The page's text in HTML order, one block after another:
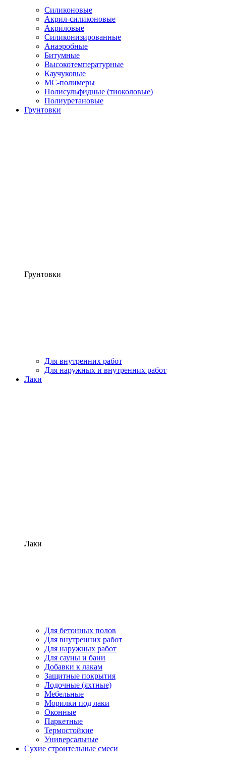
Силиконовые
Акрил-силиконовые
Акриловые
Силиконизированные
Анаэробные
Битумные
Высокотемпературные
Каучуковые
МС-полимеры
Полисульфидные (тиоколовые)
Полиуретановые
Грунтовки
Грунтовки
Для внутренних работ
Для наружных и внутренних работ
Лаки
Лаки
Для бетонных полов
Для внутренних работ
Для наружных работ
Для сауны и бани
Добавки к лакам
Защитные покрытия
Лодочные (яхтные)
Мебельные
Морилки под лаки
Оконные
Паркетные
Термостойкие
Универсальные
Сухие строительные смеси